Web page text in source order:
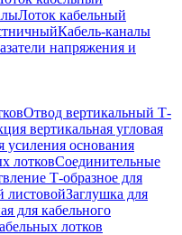
Лоток кабельный
Кабель-каналы
напряжения и
Отвод вертикальный Т-
вертикальная угловая
усиления основания
лотковСоединительные
Т-образное для
листовойЗаглушка для
для кабельного
лотков